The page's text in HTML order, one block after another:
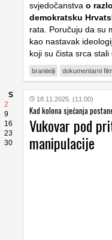
S
2
9
16
23
30
svjedočanstva o
demokratsku
rata. Poručuju da su
kao nastavak
koji su čista srca stali
branitelji dokumentarni
18.11.2025. (11:00)
Kad kolona sjećanja
Vukovar pod
manipulacije